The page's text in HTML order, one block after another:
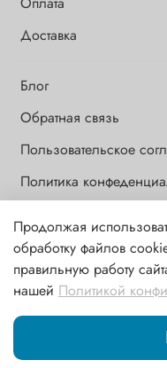
Доставка
Блог
Обратная связь
Пользовательское
Политика
Обращаем Ваше внимание
исключительно
ни при каких условиях
размещенные на
определяемой
Главная Поиск
Продолжая
обработку файлов
правильную работу
нашей Политикой